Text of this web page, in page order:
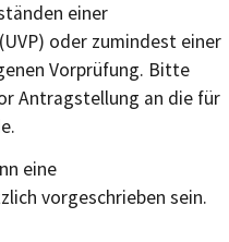
einer
oder zumindest einer
Vorprüfung. Bitte
Antragstellung an die für
eine
vorgeschrieben sein.